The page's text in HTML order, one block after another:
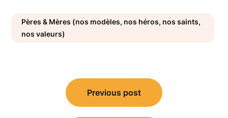
Pères & Mères (nos modèles, nos héros, nos saints,
nos valeurs)
Navigation
Previous post